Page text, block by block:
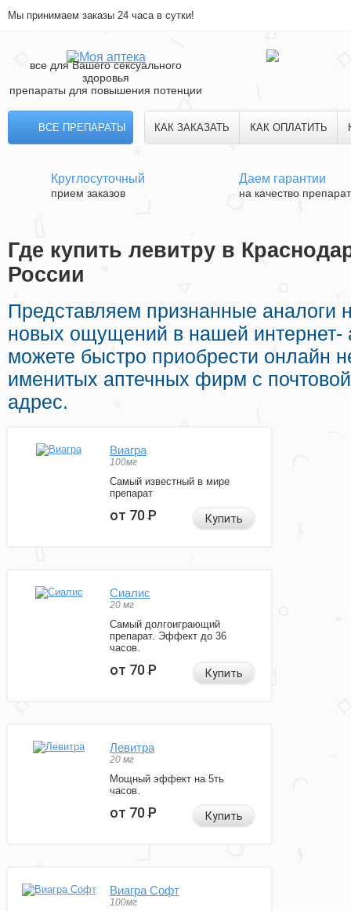
Мы принимаем заказы 24 часа в сутки!
все для Вашего сексуального
здоровья
препараты для повышения потенции
ВСЕ ПРЕПАРАТЫ КАК ЗАКАЗАТЬ КАК ОПЛАТИТЬ
Круглосуточный
прием заказов
Даем гарантии
на качество
Где купить левитру в
России
Представляем признанные аналоги
новых ощущений в нашей интернет-
можете быстро приобрести онлайн
именитых аптечных фирм с
адрес.
Виагра
100мг
Самый известный в мире
препарат
от 70Р Купить
Сиалис
20 мг
Самый долгоиграющий
препарат. Эффект до 36
часов.
от 70Р Купить
Левитра
20 мг
Мощный эффект на 5ть
часов.
от 70Р Купить
Виагра Софт
100мг